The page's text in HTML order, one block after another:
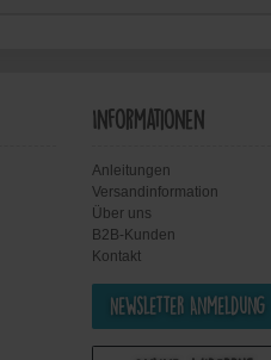
Informationen
Anleitungen
Versandinformation
Über uns
B2B-Kunden
Kontakt
Newsletter Anmeldung